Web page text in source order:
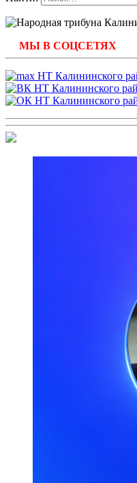
МЫ В СОЦСЕТЯХ